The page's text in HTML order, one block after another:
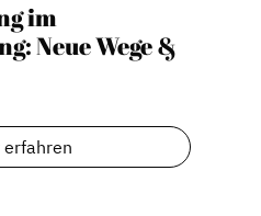
im
Neue Wege &
erfahren